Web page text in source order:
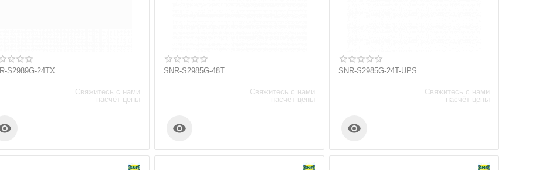
S2989G-24TX
Свяжитесь с нами
насчёт цены
SNR-S2985G-48T
Свяжитесь с нами
насчёт цены

SNR-S2985G-24T-UPS
Свяжитесь с нами
насчёт цены
